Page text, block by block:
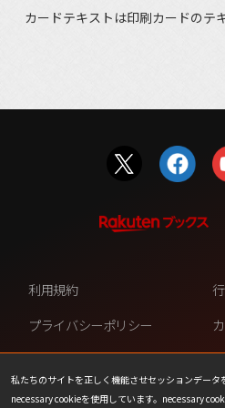
カードテキストは印刷カードのテ
私たちのサイトを正しく機能させセッションデー
necessary cookieを使用しています。necessary
利用規約
プライバシーポリシー
ファンコンテンツ・ポリシー